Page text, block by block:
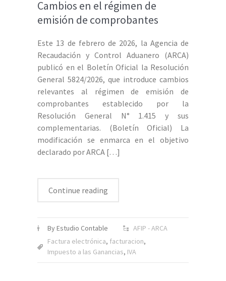
Cambios en el régimen de
emisión de comprobantes
Este 13 de febrero de 2026, la Agencia de
Recaudación y Control Aduanero (ARCA)
publicó en el Boletín Oficial la Resolución
General 5824/2026, que introduce cambios
relevantes al régimen de emisión de
comprobantes establecido por la
Resolución General N° 1.415 y sus
complementarias. (Boletín Oficial) La
modificación se enmarca en el objetivo
declarado por ARCA […]
Continue reading
By Estudio Contable
AFIP - ARCA
Factura electrónica, facturacion,
Impuesto a las Ganancias, IVA